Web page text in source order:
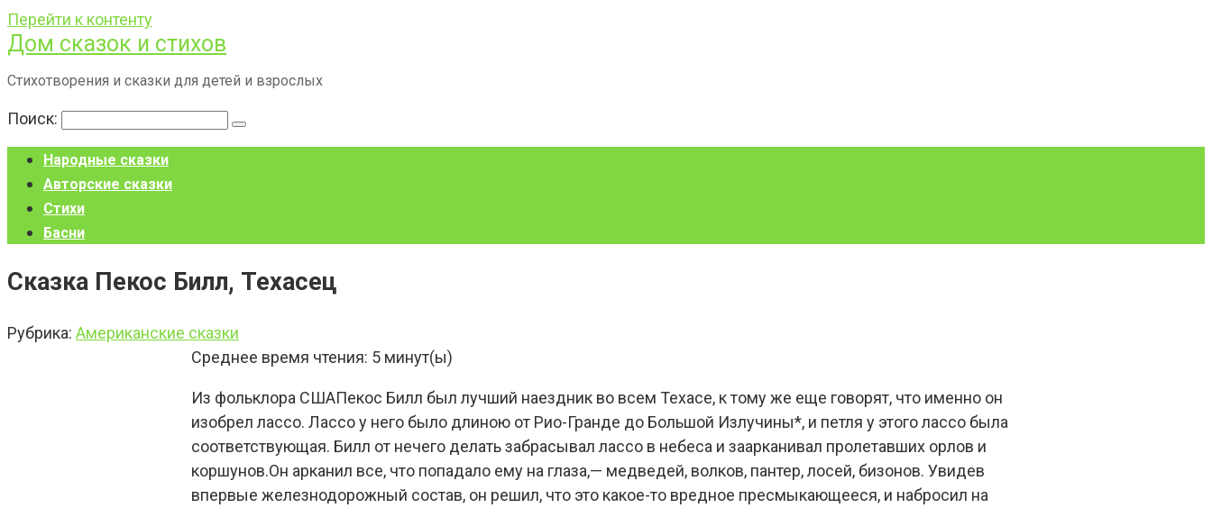
Перейти к контенту
Дом сказок и стихов
Стихотворения и сказки для детей и взрослых
Поиск:
Народные сказки
Авторские сказки
Стихи
Басни
Сказка Пекос Билл, Техасец
Рубрика: Американские сказки
Среднее время чтения: 5 минут(ы)
Из фольклора СШАПекос Билл был лучший наездник во всем Техасе, к тому же еще говорят, что именно он
изобрел лассо. Лассо у него было длиною от Рио-Гранде до Большой Излучины*, и петля у этого лассо была
соответствующая. Билл от нечего делать забрасывал лассо в небеса и заарканивал пролетавших орлов и
коршунов.Он арканил все, что попадало ему на глаза,— медведей, волков, пантер, лосей, бизонов. Увидев
впервые железнодорожный состав, он решил, что это какое-то вредное пресмыкающееся, и набросил на